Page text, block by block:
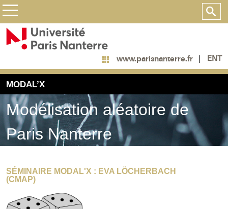
www.parisnanterre.fr ENT
MODAL’X
Modélisation aléatoire de
Paris Nanterre
SÉMINAIRE MODAL'X : EVA LÖCHERBACH
(CMAP)